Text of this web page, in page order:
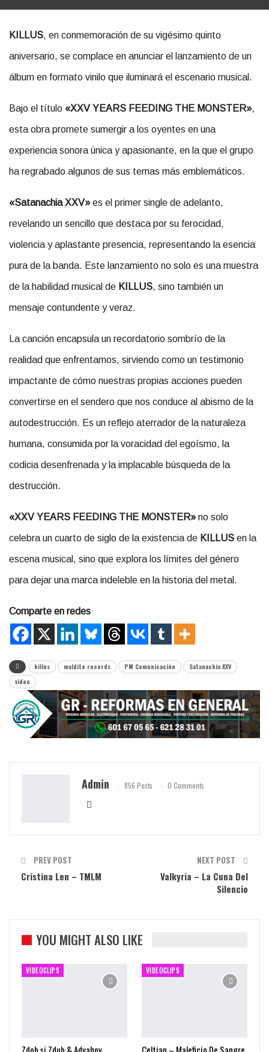
KILLUS, en conmemoración de su vigésimo quinto
aniversario, se complace en anunciar el lanzamiento de un
álbum en formato vinilo que iluminará el escenario musical.
Bajo el título «XXV YEARS FEEDING THE MONSTER»,
esta obra promete sumergir a los oyentes en una
experiencia sonora única y apasionante, en la que el grupo
ha regrabado algunos de sus temas más emblemáticos.
«Satanachia XXV»es el primer single de adelanto,
revelando un sencillo que destaca por su ferocidad,
violencia y aplastante presencia, representando la esencia
pura de la banda. Este lanzamiento no solo es una muestra
de la habilidad musical de KILLUS, sino también un
mensaje contundente y veraz.
La canción encapsula un recordatorio sombrío de la
realidad que enfrentamos, sirviendo como un testimonio
impactante de cómo nuestras propias acciones pueden
convertirse en el sendero que nos conduce al abismo de la
autodestrucción. Es un reflejo aterrador de la naturaleza
humana, consumida por la voracidad del egoísmo, la
codicia desenfrenada y la implacable búsqueda de la
destrucción.
«XXV YEARS FEEDING THE MONSTER»no solo
celebra un cuarto de siglo de la existencia de KILLUS en la
escena musical, sino que explora los límites del género
para dejar una marca indeleble en la historia del metal.
Comparte en redes
killus maldito records PM Comunicación
Satanachia XXV
video
Admin 856 Posts 0 Comments
PREV POST
Cristina Len – TMLM
NEXT POST
Valkyria – La Cuna Del
Silencio
YOU MIGHT ALSO LIKE
VIDEOCLIPS VIDEOCLIPS